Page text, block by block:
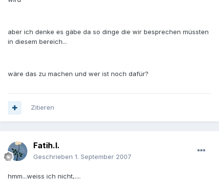
aber ich denke es gäbe da so dinge die wir besprechen müssten
in diesem bereich...
wäre das zu machen und wer ist noch dafür?
Zitieren
Fatih.I.
Geschrieben 1. September 2007
hmm...weiss ich nicht,....